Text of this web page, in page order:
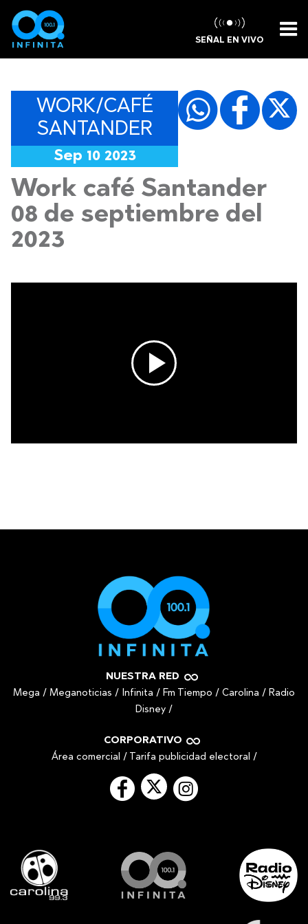
SEÑAL EN VIVO
WORK/CAFÉ
SANTANDER
Sep 10 2023
Work café Santander
08 de septiembre del
2023
NUESTRA RED
Mega / Meganoticias / Infinita / Fm Tiempo / Carolina / Radio
Disney /
CORPORATIVO
Área comercial / Tarifa publicidad electoral /